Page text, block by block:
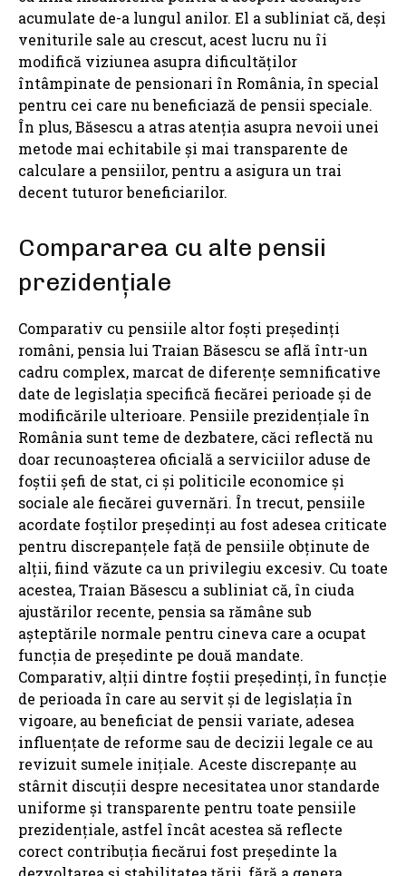
acumulate de-a lungul anilor. El a subliniat că, deși
veniturile sale au crescut, acest lucru nu îi
modifică viziunea asupra dificultăților
întâmpinate de pensionari în România, în special
pentru cei care nu beneficiază de pensii speciale.
În plus, Băsescu a atras atenția asupra nevoii unei
metode mai echitabile și mai transparente de
calculare a pensiilor, pentru a asigura un trai
decent tuturor beneficiarilor.
Compararea cu alte pensii
prezidențiale
Comparativ cu pensiile altor foști președinți
români, pensia lui Traian Băsescu se află într-un
cadru complex, marcat de diferențe semnificative
date de legislația specifică fiecărei perioade și de
modificările ulterioare. Pensiile prezidențiale în
România sunt teme de dezbatere, căci reflectă nu
doar recunoașterea oficială a serviciilor aduse de
foștii șefi de stat, ci și politicile economice și
sociale ale fiecărei guvernări. În trecut, pensiile
acordate foștilor președinți au fost adesea criticate
pentru discrepanțele față de pensiile obținute de
alții, fiind văzute ca un privilegiu excesiv. Cu toate
acestea, Traian Băsescu a subliniat că, în ciuda
ajustărilor recente, pensia sa rămâne sub
așteptările normale pentru cineva care a ocupat
funcția de președinte pe două mandate.
Comparativ, alții dintre foștii președinți, în funcție
de perioada în care au servit și de legislația în
vigoare, au beneficiat de pensii variate, adesea
influențate de reforme sau de decizii legale ce au
revizuit sumele inițiale. Aceste discrepanțe au
stârnit discuții despre necesitatea unor standarde
uniforme și transparente pentru toate pensiile
prezidențiale, astfel încât acestea să reflecte
corect contribuția fiecărui fost președinte la